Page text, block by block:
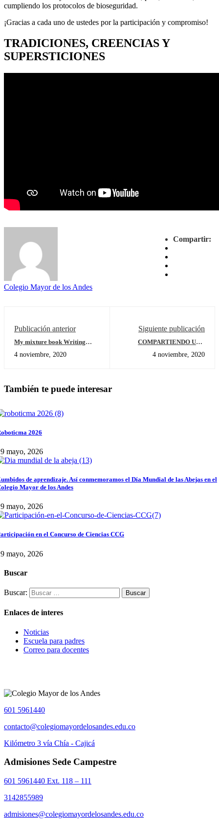
cumpliendo los protocolos de bioseguridad.
¡Gracias a cada uno de ustedes por la participación y compromiso!
TRADICIONES, CREENCIAS Y
SUPERSTICIONES
Compartir:
Colegio Mayor de los Andes
Publicación anterior
My mixture book Writing
4 noviembre, 2020
Siguiente publicación
COMPARTIENDO UNA
LEER
4 noviembre, 2020
También te puede interesar
2026
mayo, 2026
de aprendizaje. Así conmemoramos el Día Mundial de las Abejas en el
Mayor de los Andes
mayo, 2026
en el Concurso de Ciencias CCG
mayo, 2026
Buscar
Buscar:
Enlaces de interes
Noticias
Escuela para padres
Correo para docentes
601 5961440
contacto@colegiomayordelosandes.edu.co
Kilómetro 3 vía Chía - Cajicá
Admisiones Sede Campestre
601 5961440 Ext. 118 – 111
3142855989
admisiones@colegiomayordelosandes.edu.co